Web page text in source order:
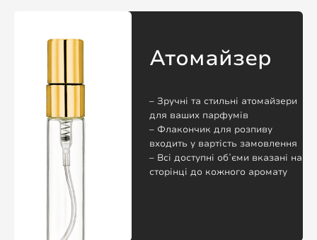
Атомайзер
– Зручні та стильні атомайзери
для ваших парфумів
– Флакончик для розпиву
входить у вартість замовлення
– Всі доступні обʼєми вказані на
сторінці до кожного аромату